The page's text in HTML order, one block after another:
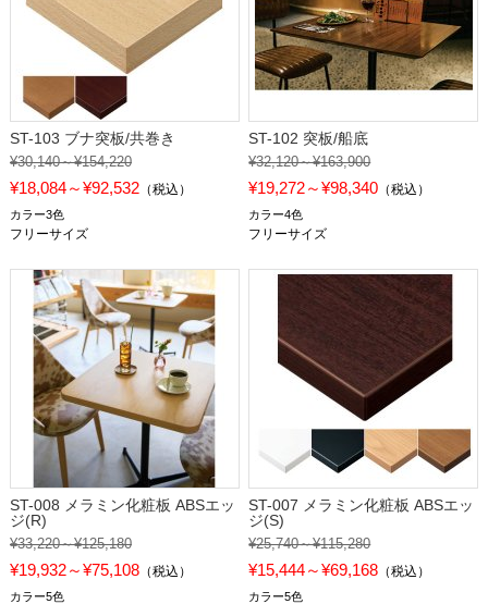
ST-103 ブナ突板/共巻き
¥30,140～¥154,220
¥18,084～¥92,532（税込）
カラー3色
フリーサイズ
ST-102 突板/船底
¥32,120～¥163,900
¥19,272～¥98,340 （税込）
カラー4色
フリーサイズ
ST-008 メラミン化粧板 ABSエッ
ジ(R)
¥33,220～¥125,180
¥19,932～¥75,108（税込）
カラー5色
ST-007 メラミン化粧板 ABSエッ
ジ(S)
¥25,740～¥115,280
¥15,444～¥69,168 （税込）
カラー5色